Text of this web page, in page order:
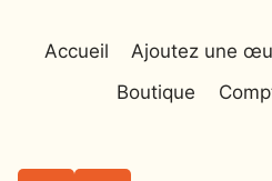
Accueil
Ajoutez une
Boutique